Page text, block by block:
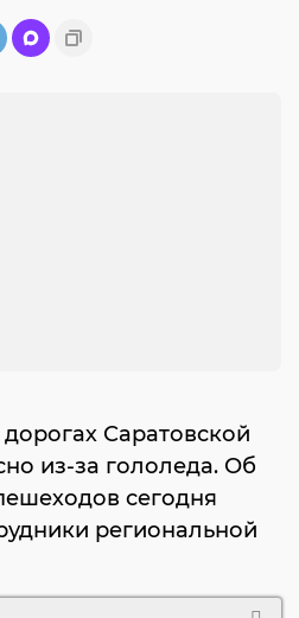
Саратовской
из-за гололеда. Об
сегодня
региональной